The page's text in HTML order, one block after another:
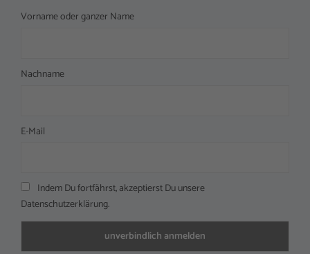
Vorname oder ganzer Name
Nachname
E-Mail
Indem Du fortfährst, akzeptierst Du unsere
Datenschutzerklärung.